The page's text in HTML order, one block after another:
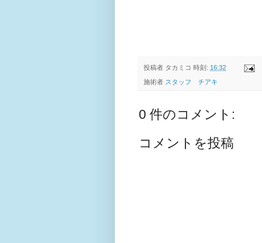
投稿者 タカミコ 時刻: 16:32
施術者 スタッフ チアキ
0 件のコメント:
コメントを投稿